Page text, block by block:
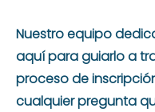
Nuestro equipo
aquí para guiarlo a
proceso de
cualquier pregunta